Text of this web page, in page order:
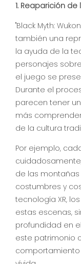
1. Reaparición
"Black Myth:
también una
la ayuda de la
personajes
el juego se
Durante el
parecen tener
más
de la cultura
Por ejemplo,
de las montañas
costumbres y
tecnología XR,
estas escenas,
profundidad en
este patrimonio
comportamiento